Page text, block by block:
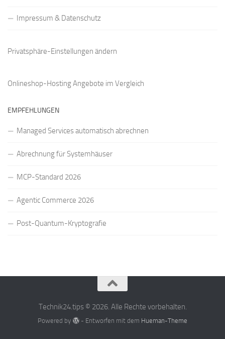
Impressum & Datenschutz
Privatsphäre-Einstellungen ändern
Onlineshop-Hosting Angebote im Vergleich
EMPFEHLUNGEN
Managed Services automatisch abrechnen
Abrechnung für Systemhäuser
MCP-Standard 2026
Agentic Commerce 2026
Post-Quantum-Kryptografie
Technik24.tips © 2026. Alle Rechte vorbehalten.
Powered by - Entworfen mit dem Hueman-Theme